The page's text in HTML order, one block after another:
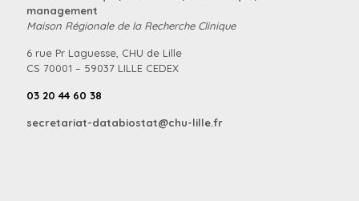
management
Maison Régionale de la Recherche Clinique
6 rue Pr Laguesse, CHU de Lille
CS 70001 – 59037 LILLE CEDEX
03 20 44 60 38
secretariat-databiostat@chu-lille.fr